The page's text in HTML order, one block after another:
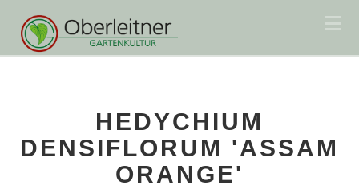
HEDYCHIUM
DENSIFLORUM 'ASSAM
ORANGE'